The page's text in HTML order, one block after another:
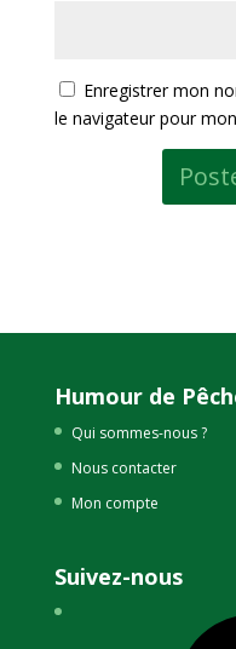
Enregistrer mon
le navigateur pour
Humour de
Qui sommes-nous ?
Nous contacter
Mon compte
Suivez-nous